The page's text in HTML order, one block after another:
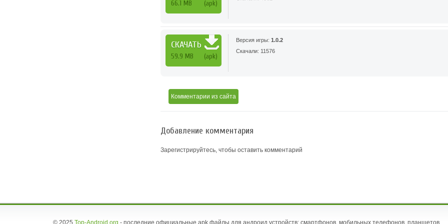
66.1 MB (apk)
СКАЧАТЬ
59.9 MB (apk)
Версия игры: 1.0.2
Скачали: 11576
Комментарии из сайта
Добавление комментария
Зарегистрируйтесь, чтобы оставить комментарий
© 2025 Top-Android.org - последние официальные apk файлы для андроид устройств: смартфонов, мобильных телефонов, планшетов